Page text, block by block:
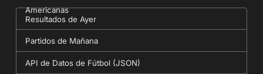
Americanas
Resultados de Ayer
Partidos de Mañana
API de Datos de Fútbol (JSON)